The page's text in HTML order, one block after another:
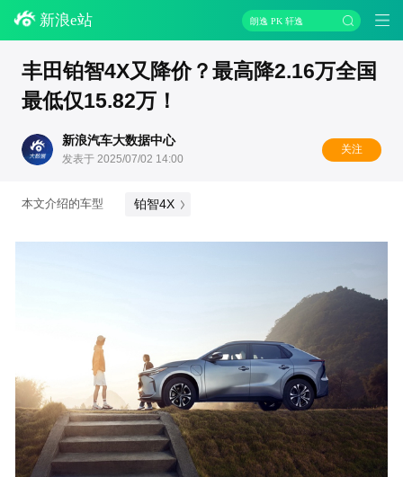
新浪e站 朗逸 PK 轩逸
丰田铂智4X又降价？最高降2.16万全国
最低仅15.82万！
新浪汽车大数据中心
发表于 2025/07/02 14:00
关注
本文介绍的车型 铂智4X